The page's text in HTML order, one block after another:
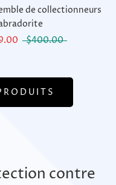
de collectionneurs
$400.00
contre